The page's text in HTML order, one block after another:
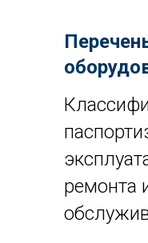
ремонта